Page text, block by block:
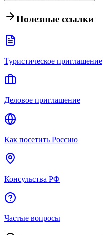
Полезные ссылки
Туристическое приглашение
Деловое приглашение
Как посетить Россию
Консульства РФ
Частые вопросы